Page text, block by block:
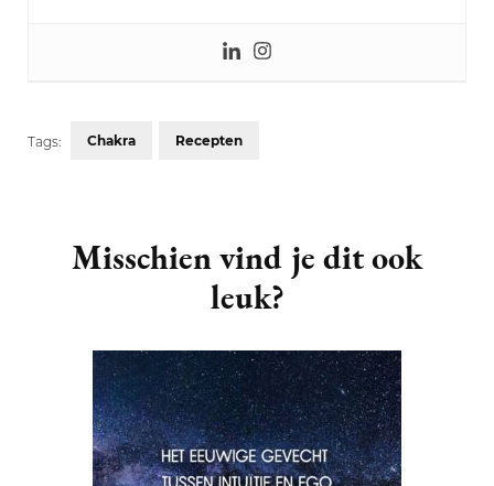
Tags: Chakra Recepten
Navigation
Misschien vind je dit ook
leuk?